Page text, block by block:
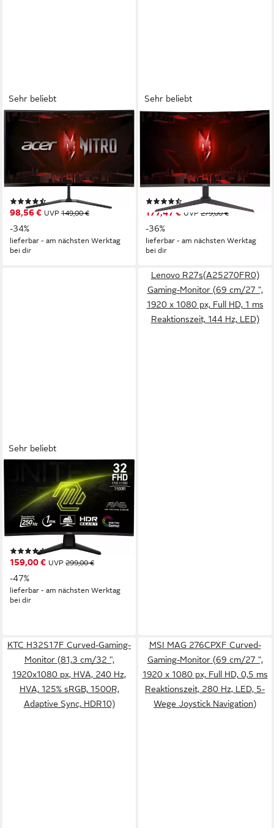
Sehr beliebt
ACER
Nitro ED270 W0 Curved-
LED-Monitor (68,6 cm/27 ",
1920 x 1080 px, Full HD, 1 ms
Reaktionszeit, 240 Hz, VA
(29)
98,56 € UVP 149,00 €
-34%
lieferbar - am nächsten Werktag
bei dir
Sehr beliebt
ACER
XZ320QU P3 Curved-
Gaming-Monitor (80 cm/32 ",
2560 x 1440 px, QHD, 1 ms
Reaktionszeit, 180 Hz, VA
(54)
177,47 € UVP 279,00 €
-36%
lieferbar - am nächsten Werktag
bei dir
Sehr beliebt
MAG 32C6X Curved-Gaming-
Monitor (80 cm/32 ", 1920 x
1080 px, Full HD, 1 ms
Reaktionszeit, 250 Hz, VA
LED, 3 Jahre
Herstellergarantie)
Produktdatenblatt
(84)
159,00 € UVP 299,00 €
-47%
lieferbar - am nächsten Werktag
bei dir
Lenovo R27s(A25270FR0)
Gaming-Monitor (69 cm/27 ",
1920 x 1080 px, Full HD, 1 ms
Reaktionszeit, 144 Hz, LED)
KTC H32S17F Curved-Gaming-
Monitor (81,3 cm/32 ",
1920x1080 px, HVA, 240 Hz,
HVA, 125% sRGB, 1500R,
Adaptive Sync, HDR10)
MSI MAG 276CPXF Curved-
Gaming-Monitor (69 cm/27 ",
1920 x 1080 px, Full HD, 0,5 ms
Reaktionszeit, 280 Hz, LED, 5-
Wege Joystick Navigation)